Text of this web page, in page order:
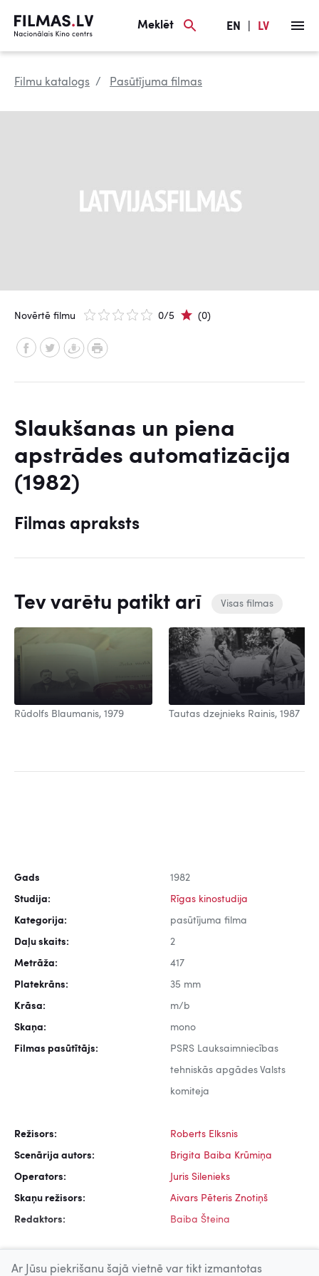
Meklēt EN LV
Filmu katalogs Pasūtījuma filmas
Novērtē filmu 0/5 (0)
Slaukšanas un piena
apstrādes automatizācija
(1982)
Filmas apraksts
Tev varētu patikt arī Visas filmas
Rūdolfs Blaumanis, 1979 Tautas dzejnieks Rainis, 1987
Gads 1982
Studija: Rīgas kinostudija
Kategorija: pasūtījuma filma
Daļu skaits: 2
Metrāža: 417
Platekrāns: 35 mm
Krāsa: m/b
Skaņa: mono
Filmas pasūtītājs: PSRS Lauksaimniecības
tehniskās apgādes Valsts
komiteja
Režisors: Roberts Elksnis
Scenārija autors: Brigita Baiba Krūmiņa
Operators: Juris Silenieks
Skaņu režisors: Aivars Pēteris Znotiņš
Redaktors: Baiba Šteina
Ar Jūsu piekrišanu šajā vietnē var tikt izmantotas